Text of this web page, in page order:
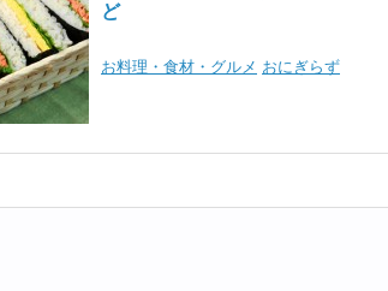
ど
お料理・食材・グルメ おにぎらず